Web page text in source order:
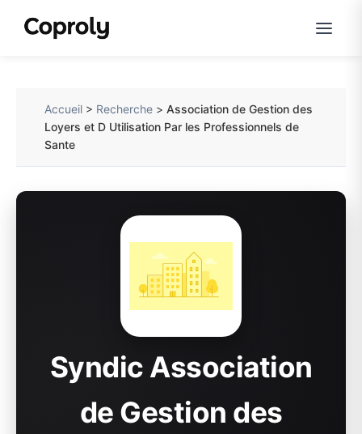
Accueil > Recherche >Association de Gestion des
Loyers et D Utilisation Par les Professionnels de
Sante
Syndic Association
de Gestion des